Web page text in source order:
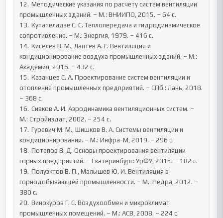
12.	Методические указания по расчету систем вентиляции
промышленных зданий. – М.: ВНИИПО, 2015. – 64 с.
13.	Кутателадзе С. С. Теплопередача и гидродинамическое
сопротивление. – М.: Энергия, 1979. – 416 с.
14.	Киселёв В. М., Лаптев А. Г. Вентиляция и
кондиционирование воздуха промышленных зданий. – М.:
Академия, 2016. – 432 с.
15.	Казанцев С. А. Проектирование систем вентиляции и
отопления промышленных предприятий. – СПб.: Лань, 2018.
– 368 с.
16.	Сивков А. И. Аэродинамика вентиляционных систем. –
М.: Стройиздат, 2002. – 254 с.
17.	Гуревич М. М., Шишков В. А. Системы вентиляции и
кондиционирования. – М.: Инфра-М, 2019. – 296 с.
18.	Потапов В. Д. Основы проектирования вентиляции
горных предприятий. – Екатеринбург: УрФУ, 2015. – 182 с.
19.	Полуэктов В. П., Малышев Ю. И. Вентиляция в
горнодобывающей промышленности. – М.: Недра, 2012. –
380 с.
20.	Винокуров Г. С. Воздухообмен и микроклимат
промышленных помещений. – М.: АСВ, 2008. – 224 с.